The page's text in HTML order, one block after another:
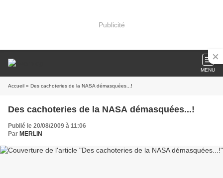
Publicité
MENU
Accueil » Des cachoteries de la NASA démasquées...!
Des cachoteries de la NASA démasquées...!
Publié le 20/08/2009 à 11:06
Par MERLIN